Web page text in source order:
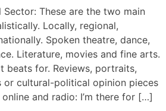
These are the two main
Locally, regional,
Spoken theatre, dance,
Literature, movies and fine arts.
beats for. Reviews, portraits,
or cultural-political opinion pieces
and radio: I’m there for […]